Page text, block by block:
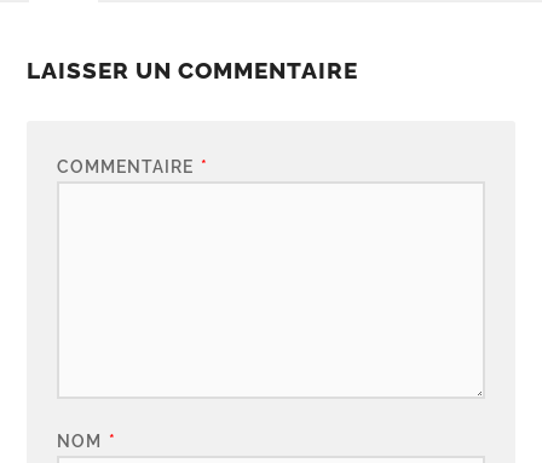
LAISSER UN COMMENTAIRE
COMMENTAIRE *
NOM *